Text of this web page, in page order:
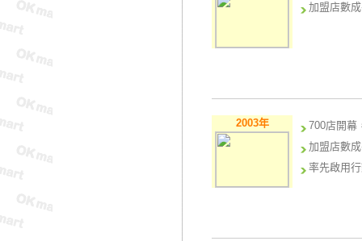
加盟店數
2003年
700店開幕
加盟店數
率先啟用